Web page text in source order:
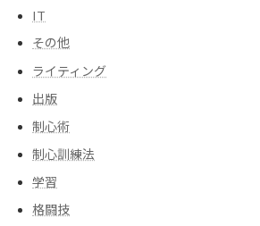
IT
その他
ライティング
出版
制心術
制心訓練法
学習
格闘技